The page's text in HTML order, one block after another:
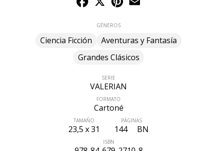
GÉNEROS
Ciencia Ficción
Aventuras y Fantasía
Grandes Clásicos
SERIE
VALERIAN
FORMATO
Cartoné
TAMAÑO
23,5 x 31
PÁGINAS
144 BN
ISBN